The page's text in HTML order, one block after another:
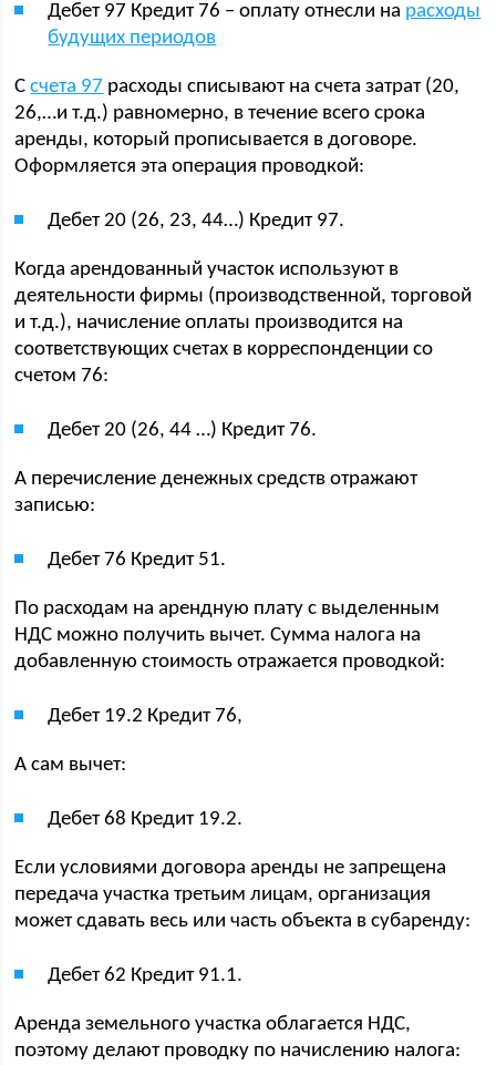
Дебет 97 Кредит 76 – оплату отнесли на расходы
будущих периодов
Ссчета 97 расходы списывают на счета затрат (20,
26,…и т.д.) равномерно, в течение всего срока
аренды, который прописывается в договоре.
Оформляется эта операция проводкой:
Дебет 20 (26, 23, 44…) Кредит 97.
Когда арендованный участок используют в
деятельности фирмы (производственной, торговой
и т.д.), начисление оплаты производится на
соответствующих счетах в корреспонденции со
счетом 76:
Дебет 20 (26, 44 …) Кредит 76.
А перечисление денежных средств отражают
записью:
Дебет 76 Кредит 51.
По расходам на арендную плату с выделенным
НДС можно получить вычет. Сумма налога на
добавленную стоимость отражается проводкой:
Дебет 19.2 Кредит 76,
А сам вычет:
Дебет 68 Кредит 19.2.
Если условиями договора аренды не запрещена
передача участка третьим лицам, организация
может сдавать весь или часть объекта в субаренду:
Дебет 62 Кредит 91.1.
Аренда земельного участка облагается НДС,
поэтому делают проводку по начислению налога: